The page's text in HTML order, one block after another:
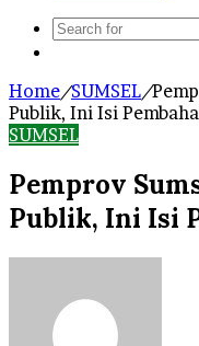
Home/SUMSEL/
Publik, Ini Isi
SUMSEL
Pemprov
Publik, Ini Isi